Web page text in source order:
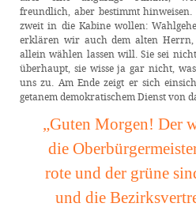
freundlich, aber bestimmt
zweit in die Kabine wollen:
erklären wir auch dem alten
allein wählen lassen will. Sie sei
überhaupt, sie wisse ja gar nicht,
uns zu. Am Ende zeigt er sich
getanem demokratischem Dienst von
„Guten Morgen! Der
die
rote und der grüne
und die